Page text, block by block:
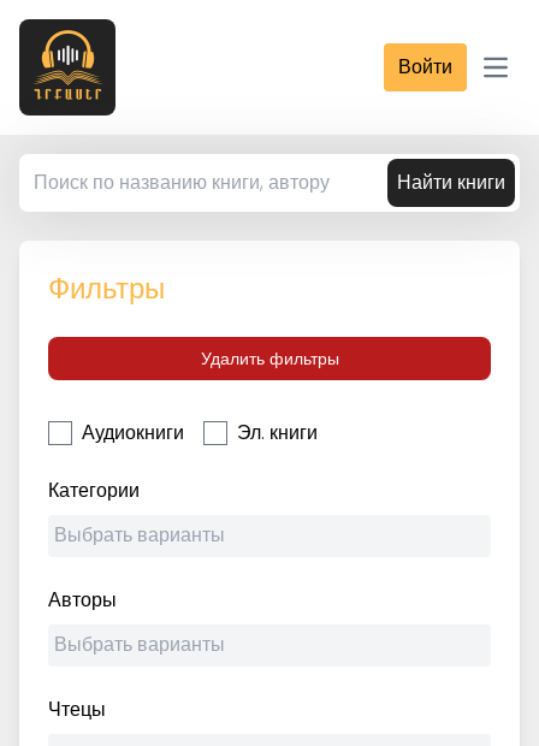
Войти
Найти книги
Фильтры
Удалить фильтры
Аудиокниги Эл. книги
Категории
Авторы
Чтецы